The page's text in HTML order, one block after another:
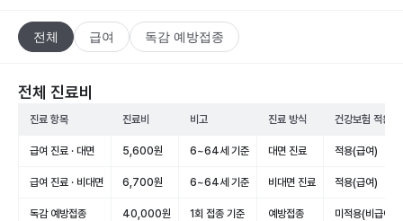
전체 급여 독감 예방접종
전체 진료비
진료 항목 진료비 비고 진료 방식 건강보험 적용
급여 진료 · 대면 5,600원 6~64세 기준 대면 진료 적용(급여)
급여 진료 · 비대면 6,700원 6~64세 기준 비대면 진료 적용(급여)
독감 예방접종 40,000원 1회 접종 기준 예방접종 미적용(비급여)